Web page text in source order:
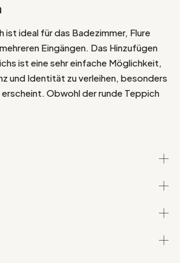
ist ideal für das Badezimmer, Flure
Eingängen. Das Hinzufügen
ist eine sehr einfache Möglichkeit,
und Identität zu verleihen, besonders
erscheint. Obwohl der runde Teppich
Originalität von quadratischen oder
Warum also nicht den runden
aus Jute eine echte Bereicherung für
durch einen Mokka-Teppich